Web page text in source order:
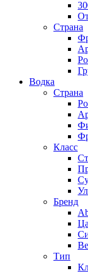
Страна
Водка
Страна
Класс
Бренд
Тип